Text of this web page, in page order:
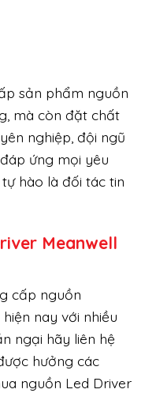
sản phẩm nguồn
mà còn đặt chất
nghiệp, đội ngũ
ứng mọi yêu
hào là đối tác tin
Meanwell
cấp nguồn
nay với nhiều
ngại hãy liên hệ
hưởng các
nguồn Led Driver